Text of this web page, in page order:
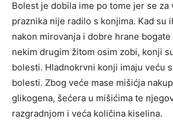
Bolest je dobila ime po tome jer se za
praznika nije radilo s konjima. Kad su
nakon mirovanja i dobre hrane
nekim drugim žitom osim zobi, konji
bolesti. Hladnokrvni konji imaju veću
bolesti. Zbog veće mase mišićja
glikogena, šećera u mišićima te
razgradnjom i veća količina kiselina.